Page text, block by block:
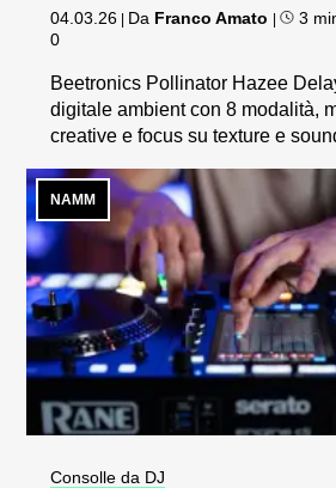
04.03.26 | Da Franco Amato | 3
0
Beetronics Pollinator Hazee
digitale ambient con 8 modalità,
creative e focus su texture e
NAMM
Consolle da DJ